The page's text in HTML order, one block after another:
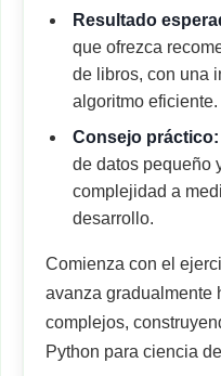
Resultado
que ofrezca
de libros, con una
algoritmo eficiente.
Consejo práctico:
de datos pequeño
complejidad a
desarrollo.
Comienza con el
avanza gradualmente
complejos,
Python para ciencia